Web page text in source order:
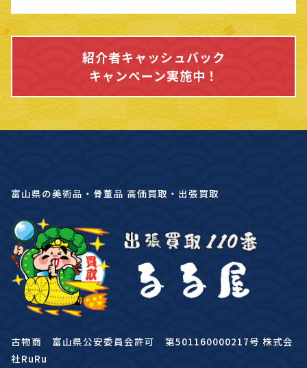
紹介者キャッシュバック
キャンペーン実施中！
富山県の美術品・骨董品 高価買取・出張買取
古物商 富山県公安委員会許可 第501160000217号 株式会
社RuRu